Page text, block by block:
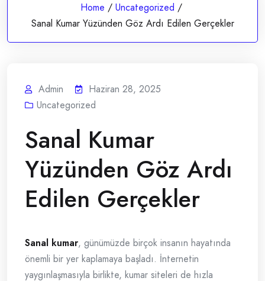
Home / Uncategorized /
Sanal Kumar Yüzünden Göz Ardı Edilen Gerçekler
Admin
Haziran 28, 2025
Uncategorized
Sanal Kumar
Yüzünden Göz Ardı
Edilen Gerçekler
Sanal kumar, günümüzde birçok insanın hayatında
önemli bir yer kaplamaya başladı. İnternetin
yaygınlaşmasıyla birlikte, kumar siteleri de hızla